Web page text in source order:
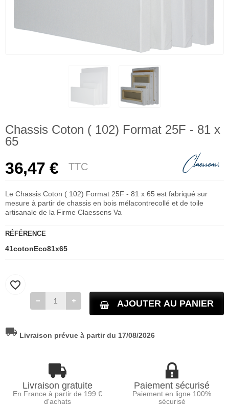
Chassis Coton ( 102) Format 25F - 81 x
65
36,47 € TTC
Le Chassis Coton ( 102) Format 25F - 81 x 65 est fabriqué sur
mesure à partir de chassis en bois mélacontrecollé et de toile
artisanale de la Firme Claessens Va
RÉFÉRENCE
41cotonEco81x65
AJOUTER AU PANIER
favorite_border
local_shipping Livraison prévue à partir du 17/08/2026
Livraison gratuite
En France à partir de 199 €
d'achats
Paiement sécurisé
Paiement en ligne 100%
sécurisé